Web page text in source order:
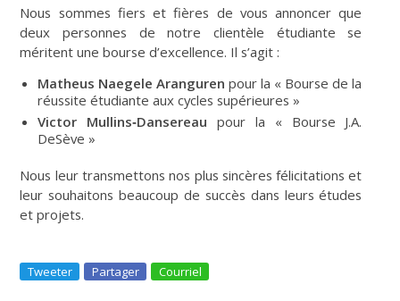
Nous sommes fiers et fières de vous annoncer que
deux personnes de notre clientèle étudiante se
méritent une bourse d’excellence. Il s’agit :
Matheus Naegele Aranguren pour la « Bourse de la
réussite étudiante aux cycles supérieures »
Victor Mullins‐Dansereau pour la « Bourse J.A.
DeSève »
Nous leur transmettons nos plus sincères félicitations et
leur souhaitons beaucoup de succès dans leurs études
et projets.
Tweeter Partager Courriel